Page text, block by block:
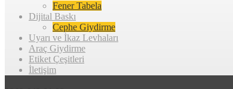
Fener Tabela
Dijital Baskı
Cephe Giydirme
Uyarı ve İkaz Levhaları
Araç Giydirme
Etiket Çeşitleri
İletişim